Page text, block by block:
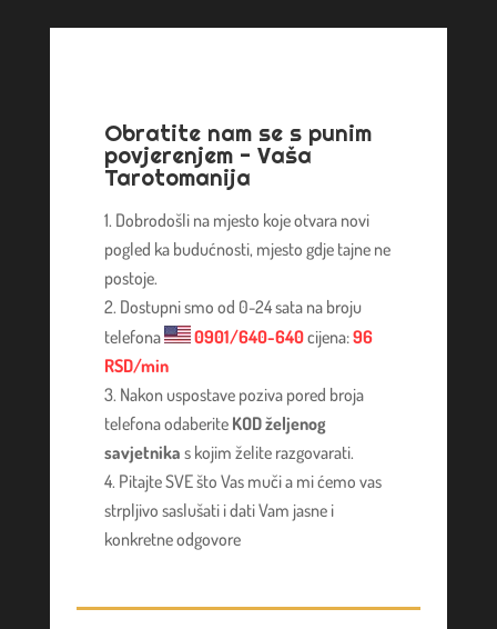
Obratite nam se s punim
povjerenjem - Vaša
Tarotomanija
Dobrodošli na mjesto koje otvara novi
pogled ka budućnosti, mjesto gdje tajne ne
postoje.
Dostupni smo od 0-24 sata na broju
telefona
0901/640-640cijena:96
RSD/min
Nakon uspostave poziva pored broja
telefona odaberite KOD željenog
savjetnika s kojim želite razgovarati.
Pitajte SVE što Vas muči a mi ćemo vas
strpljivo saslušati i dati Vam jasne i
konkretne odgovore